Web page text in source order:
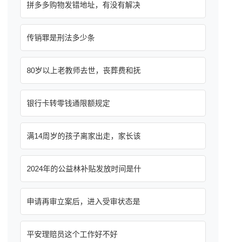
拼多多购物发错地址，有没有解决
传销罪是刑法多少条
80岁以上老教师去世，丧葬费和抚
银行卡转零钱通限额规定
满14周岁的孩子离家出走，家长该
2024年的公益林补贴发放时间是什
申请再审立案后，进入受审状态是
平安理赔员这个工作好不好